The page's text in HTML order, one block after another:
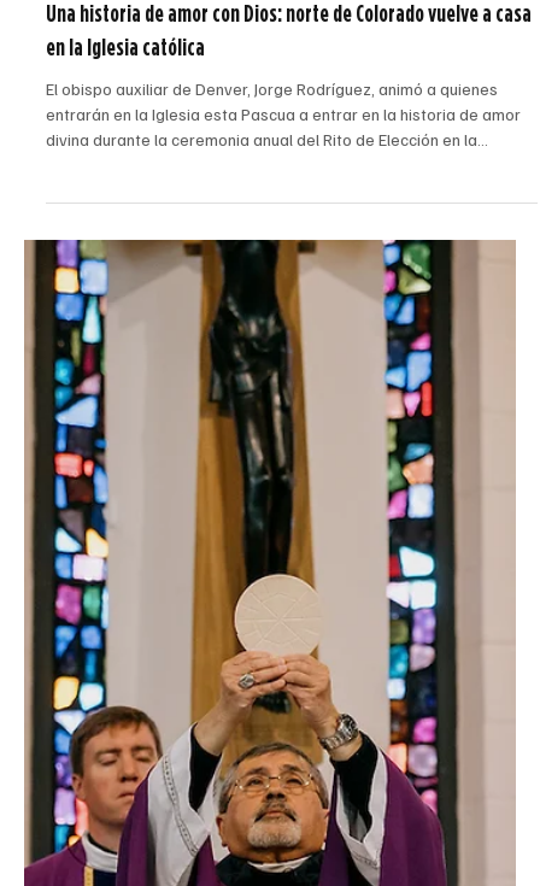
inmigración y participación cívica. (Foto cortesía de la Universidad
Regis) El 27 de marzo, la Universidad Regis reunió a estudiantes,
encuentro de medio día que analizó la intersección entre la fe
católica, la política migratoria y la participación cívica, y llamó a los
asistentes a responder no con i